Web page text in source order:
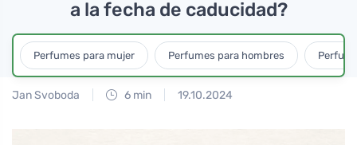
a la fecha de caducidad?
Perfumes para mujer Perfumes para hombres
Jan Svoboda 6 min 19.10.2024